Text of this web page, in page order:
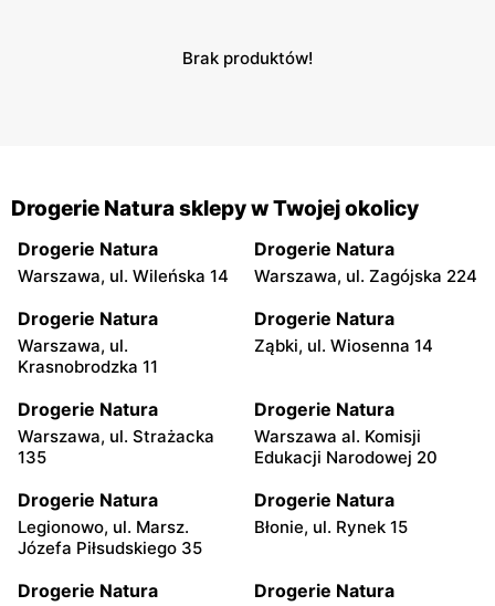
Brak produktów!
Drogerie Natura sklepy w Twojej okolicy
Drogerie Natura
Warszawa, ul. Wileńska 14
Drogerie Natura
Warszawa, ul. Zagójska 224
Drogerie Natura
Warszawa, ul.
Krasnobrodzka 11
Drogerie Natura
Ząbki, ul. Wiosenna 14
Drogerie Natura
Warszawa, ul. Strażacka
135
Drogerie Natura
Warszawa al. Komisji
Edukacji Narodowej 20
Drogerie Natura
Legionowo, ul. Marsz.
Józefa Piłsudskiego 35
Drogerie Natura
Błonie, ul. Rynek 15
Drogerie Natura Drogerie Natura